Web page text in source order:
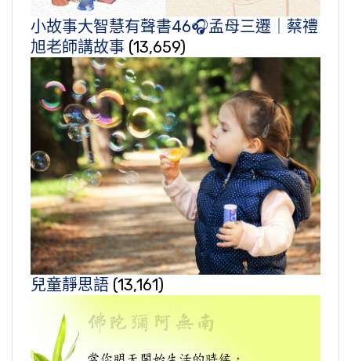
小故事大智慧有聲書46🎧孟母三遷｜蔡禮
旭老師講故事 (13,659)
兒童靜思語 (13,161)